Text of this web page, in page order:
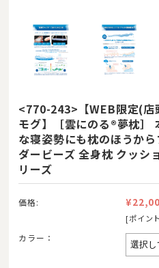
<770-243>【WEB限定(店
モグ】［雲にのる®夢枕］
な寝姿勢にも枕のほうか
ダービーズ 全身枕 クッシ
リーズ
価格:
[ポイン
カラー：